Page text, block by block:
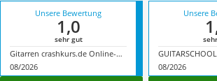
Unsere Bewertung
1,0
sehr gut
Gitarren crashkurs.de Online-Gitarrenkurs
08/2026
Unsere
08/2026